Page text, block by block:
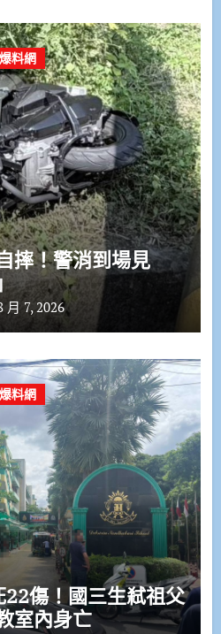
料網
摔！警消到場見
月 7, 2026
料網
傷！國三生弒祖父
室內身亡